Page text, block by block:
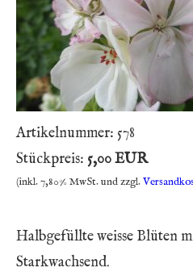
Artikelnummer: 578
Stückpreis: 5,00 EUR
(inkl. 7,80% MwSt. und zzgl.
Halbgefüllte weisse Blüten
Starkwachsend.